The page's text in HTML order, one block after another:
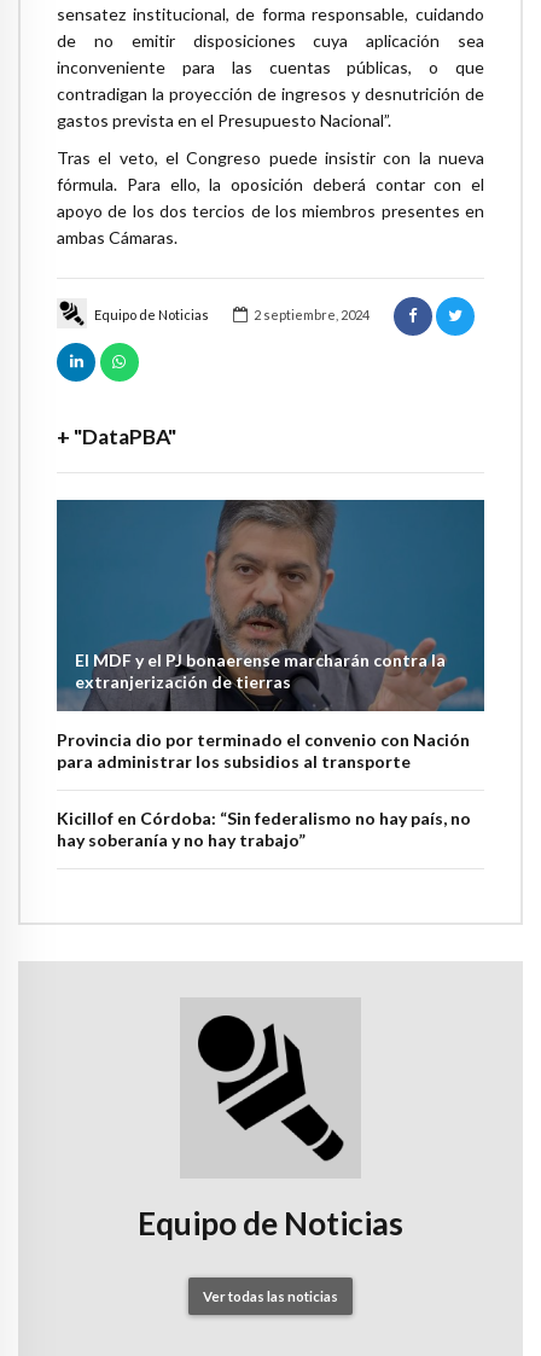
Equipo de Noticias 2 septiembre, 2024
+ "DataPBA"
El MDF y el PJ bonaerense marcharán contra la
extranjerización de tierras
Provincia dio por terminado el convenio con Nación
para administrar los subsidios al transporte
Kicillof en Córdoba: “Sin federalismo no hay país, no
hay soberanía y no hay trabajo”
sensatez institucional, de forma responsable, cuidando
de no emitir disposiciones cuya aplicación sea
inconveniente para las cuentas públicas, o que
contradigan la proyección de ingresos y desnutrición de
gastos prevista en el Presupuesto Nacional”.
Tras el veto, el Congreso puede insistir con la nueva
fórmula. Para ello, la oposición deberá contar con el
apoyo de los dos tercios de los miembros presentes en
ambas Cámaras.
Equipo de Noticias
Ver todas las noticias